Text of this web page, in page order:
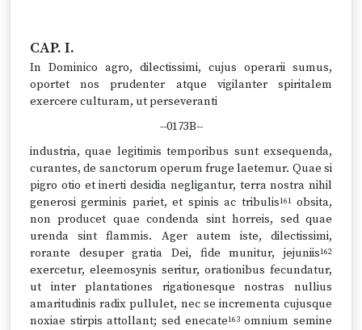
CAP. I.
In Dominico agro, dilectissimi, cujus operarii sumus,
oportet nos prudenter atque vigilanter spiritalem
exercere culturam, ut perseveranti
--0173B--
industria, quae legitimis temporibus sunt exsequenda,
curantes, de sanctorum operum fruge laetemur. Quae si
pigro otio et inerti desidia negligantur, terra nostra nihil
generosi germinis pariet, et spinis ac tribulis161obsita,
non producet quae condenda sint horreis, sed quae
urenda sint flammis. Ager autem iste, dilectissimi,
rorante desuper gratia Dei, fide munitur, jejuniis162
exercetur, eleemosynis seritur, orationibus fecundatur,
ut inter plantationes rigationesque nostras nullius
amaritudinis radix pullulet, nec se incrementa cujusque
noxiae stirpis attollant; sed enecate163omnium semine